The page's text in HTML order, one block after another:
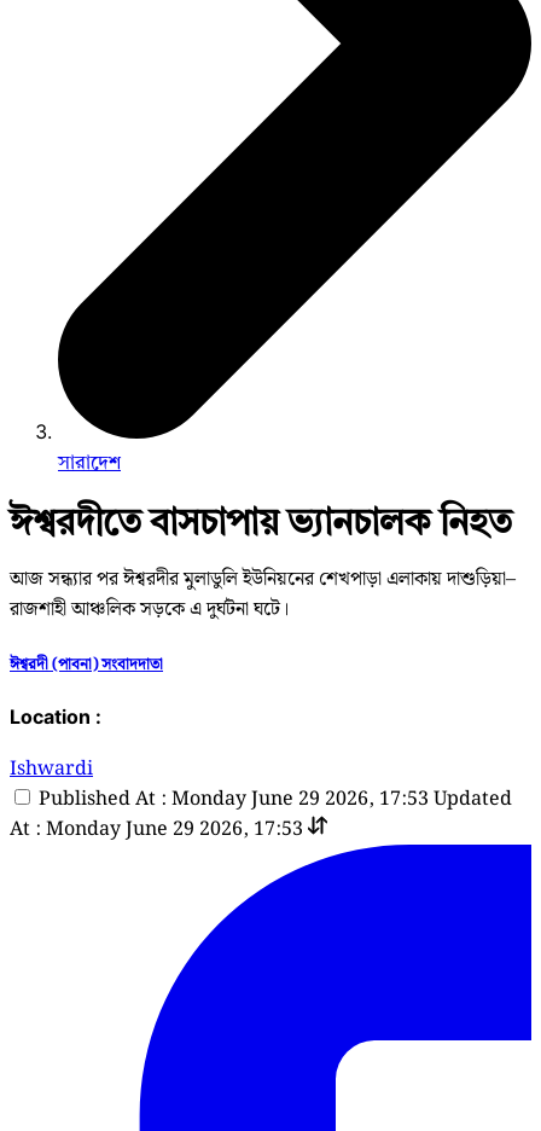
সারাদেশ
ঈশ্বরদীতে বাসচাপায় ভ্যানচালক নিহত
আজ সন্ধ্যার পর ঈশ্বরদীর মুলাডুলি ইউনিয়নের শেখপাড়া এলাকায় দাশুড়িয়া–
রাজশাহী আঞ্চলিক সড়কে এ দুর্ঘটনা ঘটে।
ঈশ্বরদী (পাবনা) সংবাদদাতা
Location :
Ishwardi
Published At : Monday June 29 2026, 17:53 Updated
At : Monday June 29 2026, 17:53